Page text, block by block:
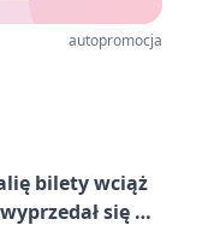
autopromocja
bilety wciąż
się w